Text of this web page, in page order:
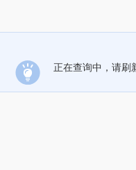
正在查询中，请刷